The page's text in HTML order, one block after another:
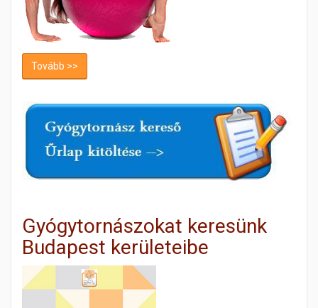
Tovább >>
Gyógytornászokat keresünk
Budapest kerületeibe